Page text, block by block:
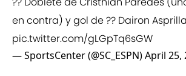
en contra) y gol de ?? Dairon Asprilla
pic.twitter.com/gLGpTq6sGW
— SportsCenter (@SC_ESPN)April 25,